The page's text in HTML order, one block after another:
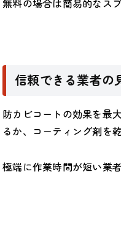
無料の場合は簡易的なス
信頼できる業者の
防カビコートの効果を最
るか、コーティング剤を
極端に作業時間が短い業